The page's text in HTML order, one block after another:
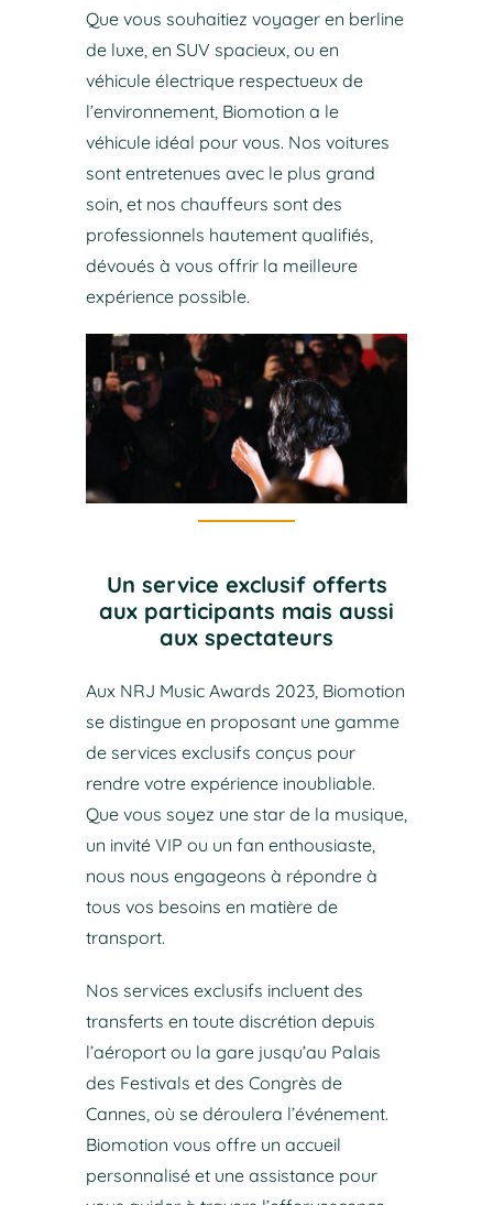
Que vous souhaitiez voyager en berline
de luxe, en SUV spacieux, ou en
véhicule électrique respectueux de
l’environnement, Biomotion a le
véhicule idéal pour vous. Nos voitures
sont entretenues avec le plus grand
soin, et nos chauffeurs sont des
professionnels hautement qualifiés,
dévoués à vous offrir la meilleure
expérience possible.
Un service exclusif offerts
aux participants mais aussi
aux spectateurs
Aux NRJ Music Awards 2023, Biomotion
se distingue en proposant une gamme
de services exclusifs conçus pour
rendre votre expérience inoubliable.
Que vous soyez une star de la musique,
un invité VIP ou un fan enthousiaste,
nous nous engageons à répondre à
tous vos besoins en matière de
transport.
Nos services exclusifs incluent des
transferts en toute discrétion depuis
l’aéroport ou la gare jusqu’au Palais
des Festivals et des Congrès de
Cannes, où se déroulera l’événement.
Biomotion vous offre un accueil
personnalisé et une assistance pour